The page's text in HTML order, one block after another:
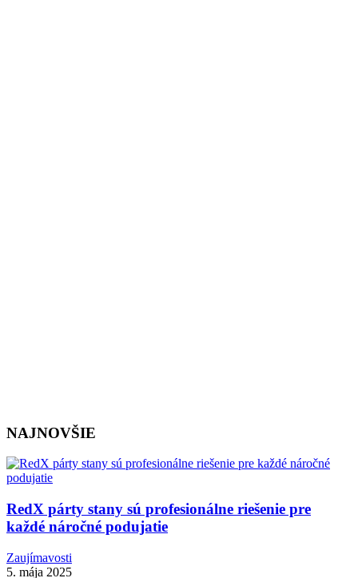
NAJNOVŠIE
RedX párty stany sú profesionálne riešenie pre
každé náročné podujatie
Zaujímavosti
5. mája 2025